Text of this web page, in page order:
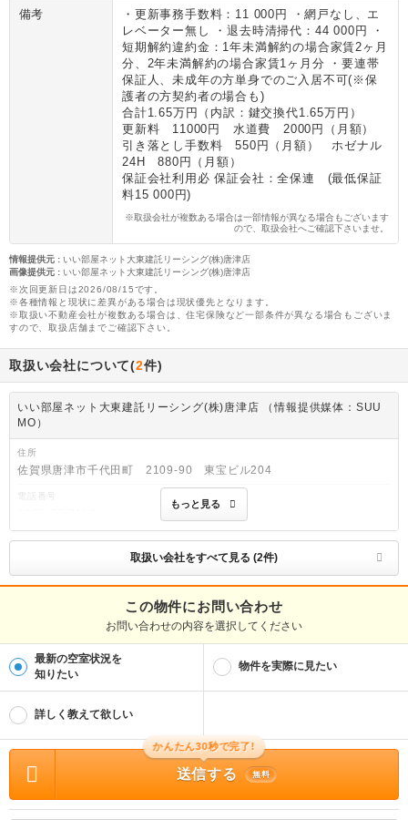
備考
・更新事務手数料：11 000円 ・網戸なし、エ
レベーター無し ・退去時清掃代：44 000円 ・
短期解約違約金：1年未満解約の場合家賃2ヶ月
分、2年未満解約の場合家賃1ヶ月分 ・要連帯
保証人、未成年の方単身でのご入居不可(※保
護者の方契約者の場合も)
合計1.65万円（内訳：鍵交換代1.65万円）
更新料 11000円 水道費 2000円（月額）
引き落とし手数料 550円（月額） ホゼナル
24H 880円（月額）
保証会社利用必 保証会社：全保連 (最低保証
料15 000円)
※取扱会社が複数ある場合は一部情報が異なる場合もございます
ので、取扱会社へご確認下さいませ。
情報提供元 : いい部屋ネット大東建託リーシング(株)唐津店
画像提供元 : いい部屋ネット大東建託リーシング(株)唐津店
※次回更新日は2026/08/15です。
※各種情報と現状に差異がある場合は現状優先となります。
※取扱い不動産会社が複数ある場合は、住宅保険など一部条件が異なる場合もございま
すので、取扱店舗までご確認下さい。
取扱い会社について(2件)
いい部屋ネット大東建託リーシング(株)唐津店 （情報提供媒体：SUU
MO）
住所
佐賀県唐津市千代田町 2109-90 東宝ビル204
電話番号
免許番号
国土交通大臣(2)第9120号
取引態様
100468081203
※お問い合わせの際には、担当者へ物件管理番号をお伝えください。
積 : 20.0m² / 築年月 : 1988年11月 / 賃料 : 3.4万円 / 管理費又は共益費等 : 2,00
等の損害保険料 : 1.1万円1年 / その他 : ・更新事務手数料：11 000円 ・網戸な
し、エレベーター無し ・退去時清掃代：44 000円 ・短期解約違約金：1年未満解約
の場合家賃2ヶ月分、2年未満解約の場合家賃1ヶ月分 ・要連帯保証人、未成年の方
単身でのご入居不可(※保護者の方契約者の場合も) 合計1.65万円（内訳：鍵交換代
もっと見る
取扱い会社をすべて見る (2件)
この物件にお問い合わせ
お問い合わせの内容を選択してください
最新の空室状況を
知りたい
物件を実際に見たい
詳しく教えて欲しい
かんたん30秒で完了!
送信する 無料